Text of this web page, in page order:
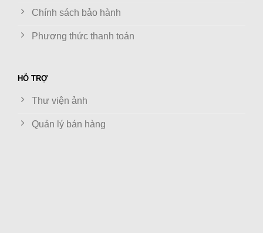
Chính sách bảo hành
Phương thức thanh toán
HỖ TRỢ
Thư viện ảnh
Quản lý bán hàng